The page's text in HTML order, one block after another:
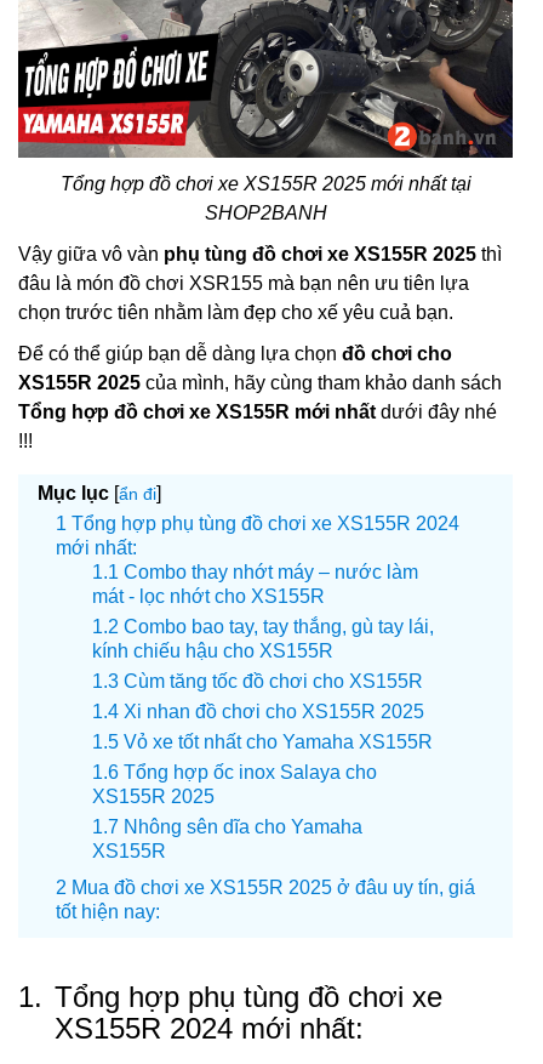
Tổng hợp đồ chơi xe XS155R 2025 mới nhất tại
SHOP2BANH
Vậy giữa vô vàn phụ tùng đồ chơi xe XS155R 2025 thì
đâu là món đồ chơi XSR155 mà bạn nên ưu tiên lựa
chọn trước tiên nhằm làm đẹp cho xế yêu cuả bạn.
Để có thể giúp bạn dễ dàng lựa chọn đồ chơi cho
XS155R 2025 của mình, hãy cùng tham khảo danh sách
Tổng hợp đồ chơi xe XS155R mới nhất dưới đây nhé
!!!
Mục lục [ẩn đi]
Tổng hợp phụ tùng đồ chơi xe XS155R 2024
mới nhất:
Combo thay nhớt máy – nước làm
mát - lọc nhớt cho XS155R
Combo bao tay, tay thắng, gù tay lái,
kính chiếu hậu cho XS155R
Cùm tăng tốc đồ chơi cho XS155R
Xi nhan đồ chơi cho XS155R 2025
Vỏ xe tốt nhất cho Yamaha XS155R
Tổng hợp ốc inox Salaya cho
XS155R 2025
Nhông sên dĩa cho Yamaha
XS155R
Mua đồ chơi xe XS155R 2025 ở đâu uy tín, giá
tốt hiện nay:
1. Tổng hợp phụ tùng đồ chơi xe
XS155R 2024 mới nhất: